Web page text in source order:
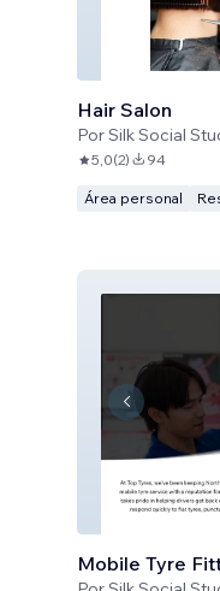
Hair Salon
PorSilk Social
5,0(2) 94
Área personal
Mobile Tyre